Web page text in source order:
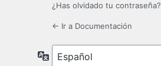
¿Has olvidado tu contraseña?
← Ir a Documentación
Idioma